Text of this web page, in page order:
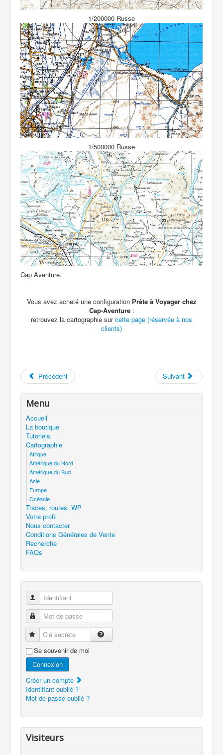
1/200000 Russe
1/500000 Russe
Cap Aventure.
Vous avez acheté une configuration Prête à Voyager chez
Cap-Aventure:
retrouvez la cartographie surcette page (réservée à nos
clients)
Précédent Suivant
Menu
Accueil
La boutique
Tutoriels
Cartographie
Afrique
Amérique du Nord
Amérique du Sud
Asie
Europe
Océanie
Traces, routes, WP
Votre profil
Nous contacter
Conditions Générales de Vente
Recherche
FAQs
Identifiant
Mot de passe
Clé secrète
Se souvenir de moi
Connexion
Créer un compte
Identifiant oublié ?
Mot de passe oublié ?
Visiteurs